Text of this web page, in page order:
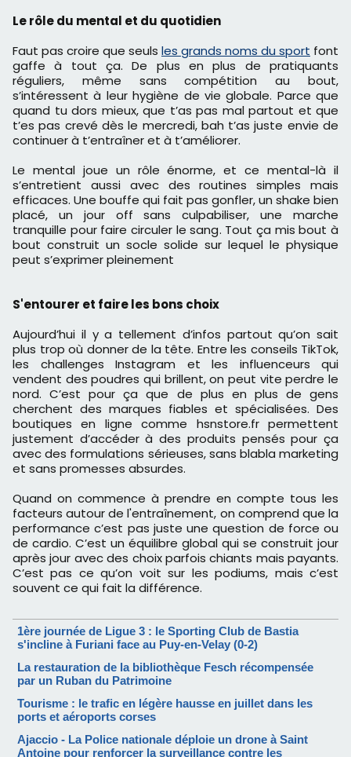
Le rôle du mental et du quotidien
Faut pas croire que seuls les grands noms du sport font
gaffe à tout ça. De plus en plus de pratiquants
réguliers, même sans compétition au bout,
s’intéressent à leur hygiène de vie globale. Parce que
quand tu dors mieux, que t’as pas mal partout et que
t’es pas crevé dès le mercredi, bah t’as juste envie de
continuer à t’entraîner et à t’améliorer.
Le mental joue un rôle énorme, et ce mental-là il
s’entretient aussi avec des routines simples mais
efficaces. Une bouffe qui fait pas gonfler, un shake bien
placé, un jour off sans culpabiliser, une marche
tranquille pour faire circuler le sang. Tout ça mis bout à
bout construit un socle solide sur lequel le physique
peut s’exprimer pleinement
S'entourer et faire les bons choix
Aujourd’hui il y a tellement d’infos partout qu’on sait
plus trop où donner de la tête. Entre les conseils TikTok,
les challenges Instagram et les influenceurs qui
vendent des poudres qui brillent, on peut vite perdre le
nord. C’est pour ça que de plus en plus de gens
cherchent des marques fiables et spécialisées. Des
boutiques en ligne comme hsnstore.fr permettent
justement d’accéder à des produits pensés pour ça
avec des formulations sérieuses, sans blabla marketing
et sans promesses absurdes.
Quand on commence à prendre en compte tous les
facteurs autour de l'entraînement, on comprend que la
performance c’est pas juste une question de force ou
de cardio. C’est un équilibre global qui se construit jour
après jour avec des choix parfois chiants mais payants.
C’est pas ce qu’on voit sur les podiums, mais c’est
souvent ce qui fait la différence.
1ère journée de Ligue 3 : le Sporting Club de Bastia
s'incline à Furiani face au Puy-en-Velay (0-2)
La restauration de la bibliothèque Fesch récompensée
par un Ruban du Patrimoine
Tourisme : le trafic en légère hausse en juillet dans les
ports et aéroports corses
Ajaccio - La Police nationale déploie un drone à Saint
Antoine pour renforcer la surveillance contre les